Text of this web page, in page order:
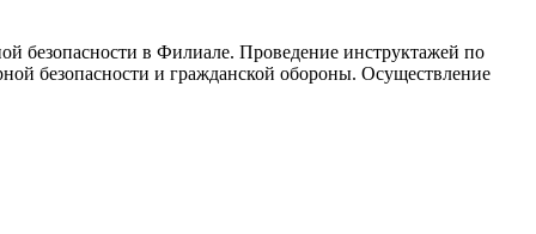
безопасности в Филиале. Проведение инструктажей по
безопасности и гражданской обороны. Осуществление